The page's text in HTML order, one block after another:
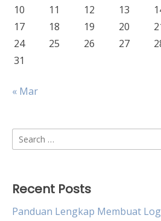
10
11 12 13
17
18 19 20
24
25 26 27
31
« Mar
Search
for:
Recent Posts
Panduan Lengkap Membuat